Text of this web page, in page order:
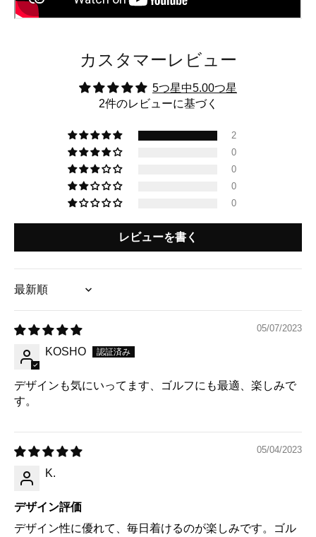
カスタマーレビュー
5つ星中5.00つ星
2件のレビューに基づく
2
0
0
0
0
レビューを書く
Sort by
05/07/2023
KOSHO
デザインも気にいってます、ゴルフにも最適、楽しみで
す。
05/04/2023
K.
デザイン評価
デザイン性に優れて、毎日着けるのが楽しみです。ゴル